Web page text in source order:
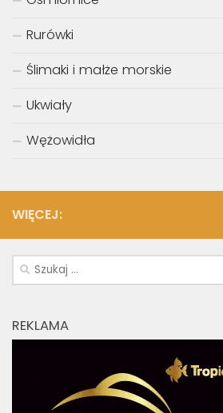
Rurówki
Ślimaki i małże morskie
Ukwiały
Wężowidła
WIĘCEJ:
Szukaj:
REKLAMA